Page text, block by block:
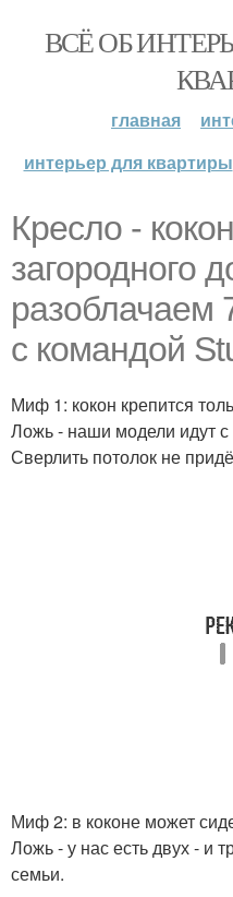
ВСЁ ОБ
главная
интерьер для квартиры
Кресло -
загородного
разоблачаем
с командой
Миф 1: кокон крепится
Ложь - наши модели идут с
Сверлить потолок не
Миф 2: в коконе может
Ложь - у нас есть двух - и
семьи.